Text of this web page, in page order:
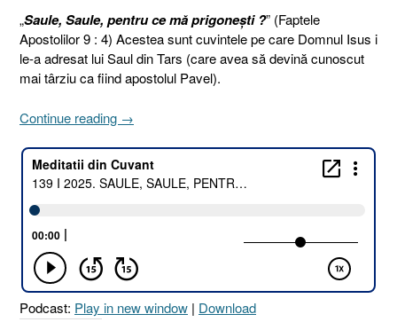
„Saule, Saule, pentru ce mă prigonești ?” (Faptele
Apostolilor 9 : 4) Acestea sunt cuvintele pe care Domnul Isus i
le-a adresat lui Saul din Tars (care avea să devină cunoscut
mai târziu ca fiind apostolul Pavel).
Continue reading „139
2025.
SAULE,
SAULE,
MĂ
PRIGONEȘTI
[Faptele
Apostolilor
→
Podcast: Play in new window | Download